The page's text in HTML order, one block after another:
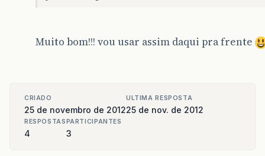
Muito bom!!! vou usar assim daqui pra frente
CRIADO
25 de novembro de 2012
ULTIMA RESPOSTA
25 de nov. de 2012
RESPOSTAS
4
PARTICIPANTES
3